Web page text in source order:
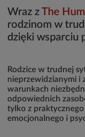
Wraz zThe
rodzinom w
dzięki wsparciu
Rodzice w trudnej
nieprzewidzianymi i
warunkach
odpowiednich
tylko z
emocjonalnego i